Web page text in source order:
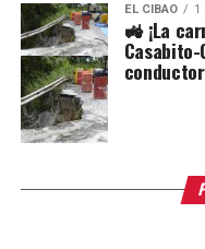
EL CIBAO 1
🚜 ¡La